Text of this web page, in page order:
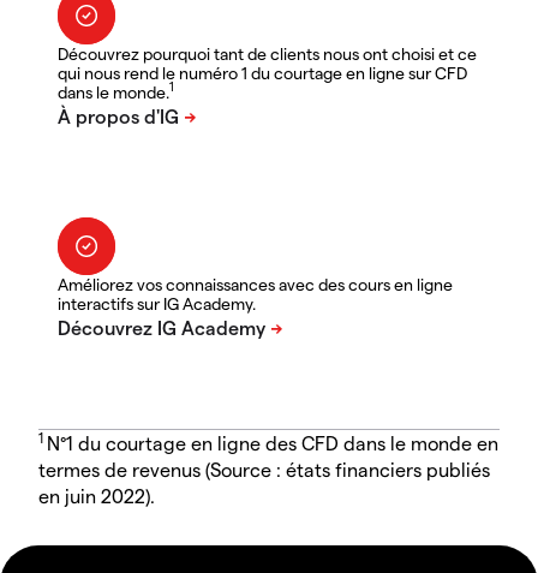
Découvrez pourquoi tant de clients nous ont choisi et ce
qui nous rend le numéro 1 du courtage en ligne sur CFD
dans le monde.1
Améliorez vos connaissances avec des cours en ligne
interactifs sur IG Academy.
1 N°1 du courtage en ligne des CFD dans le monde en
termes de revenus (Source : états financiers publiés
en juin 2022).